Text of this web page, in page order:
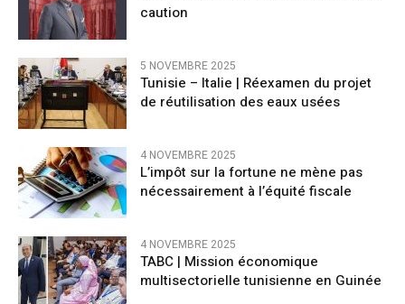
caution
5 NOVEMBRE 2025
Tunisie – Italie | Réexamen du projet
de réutilisation des eaux usées
4 NOVEMBRE 2025
L’impôt sur la fortune ne mène pas
nécessairement à l’équité fiscale
4 NOVEMBRE 2025
TABC | Mission économique
multisectorielle tunisienne en Guinée